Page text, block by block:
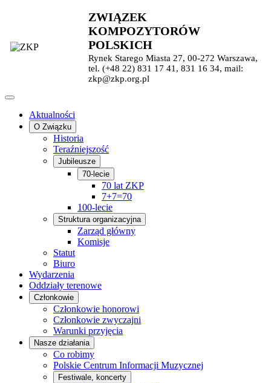
ZWIĄZEK
KOMPOZYTORÓW
POLSKICH
Rynek Starego Miasta 27, 00-272 Warszawa,
tel. (+48 22) 831 17 41, 831 16 34, mail:
zkp@zkp.org.pl
Aktualności
O Związku
Historia
Teraźniejszość
Jubileusze
70-lecie
70 lat ZKP
7+7=70
100-lecie
Struktura organizacyjna
Zarząd główny
Komisje
Statut
Biuro
Wydarzenia
Oddziały terenowe
Członkowie
Członkowie honorowi
Członkowie zwyczajni
Warunki przyjęcia
Nasze działania
Co robimy
Polskie Centrum Informacji Muzycznej
Festiwale, koncerty